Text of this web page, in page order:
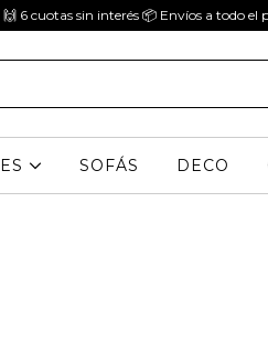
6 cuotas sin interés 📦 Envíos a todo el
SOFÁS DECO